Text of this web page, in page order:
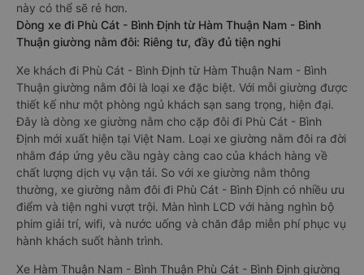
này có thể sẽ rẻ hơn.
Dòng xe đi Phù Cát - Bình Định từ Hàm Thuận Nam - Bình
Thuận giường nằm đôi: Riêng tư, đầy đủ tiện nghi
Xe khách đi Phù Cát - Bình Định từ Hàm Thuận Nam - Bình
Thuận giường nằm đôi là loại xe đặc biệt. Với mỗi giường được
thiết kế như một phòng ngủ khách sạn sang trọng, hiện đại.
Đây là dòng xe giường nằm cho cặp đôi đi Phù Cát - Bình
Định mới xuất hiện tại Việt Nam. Loại xe giường nằm đôi ra đời
nhằm đáp ứng yêu cầu ngày càng cao của khách hàng về
chất lượng dịch vụ vận tải. So với xe giường nằm thông
thường, xe giường nằm đôi đi Phù Cát - Bình Định có nhiều ưu
điểm và tiện nghi vượt trội. Màn hình LCD với hàng nghìn bộ
phim giải trí, wifi, và nước uống và chăn đắp miễn phí phục vụ
hành khách suốt hành trình.
Xe Hàm Thuận Nam - Bình Thuận Phù Cát - Bình Định giường